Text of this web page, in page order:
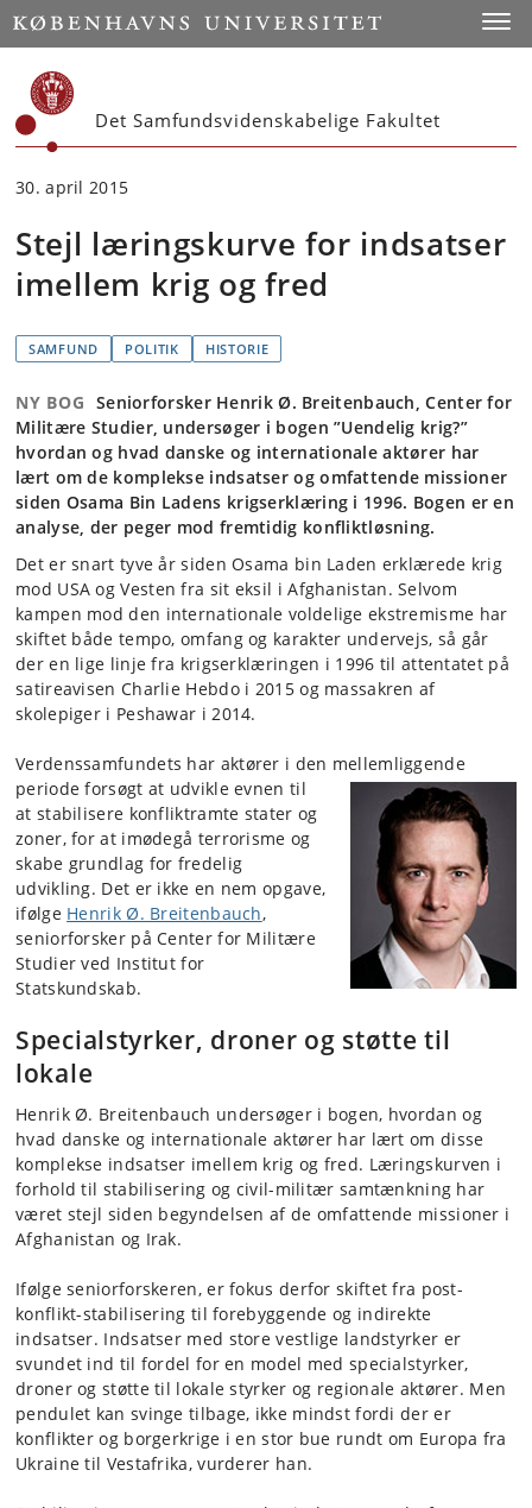
Start
Det Samfundsvidenskabelige Fakultet
30. april 2015
Stejl læringskurve for indsatser
imellem krig og fred
SAMFUND POLITIK HISTORIE
NY BOG Seniorforsker Henrik Ø. Breitenbauch, Center for
Militære Studier, undersøger i bogen ”Uendelig krig?”
hvordan og hvad danske og internationale aktører har
lært om de komplekse indsatser og omfattende missioner
siden Osama Bin Ladens krigserklæring i 1996. Bogen er en
analyse, der peger mod fremtidig konfliktløsning.
Det er snart tyve år siden Osama bin Laden erklærede krig
mod USA og Vesten fra sit eksil i Afghanistan. Selvom
kampen mod den internationale voldelige ekstremisme har
skiftet både tempo, omfang og karakter undervejs, så går
der en lige linje fra krigserklæringen i 1996 til attentatet på
satireavisen Charlie Hebdo i 2015 og massakren af
skolepiger i Peshawar i 2014.
Verdenssamfundets har aktører i den mellemliggende
periodeforsøgt at udvikle evnen til
at stabilisere konfliktramte stater og
zoner, for at imødegå terrorisme og
skabe grundlag for fredelig
udvikling. Det er ikke en nem opgave,
ifølge Henrik Ø. Breitenbauch,
seniorforsker på Center for Militære
Studier ved Institut for
Statskundskab.
Specialstyrker, droner og støtte til
lokale
Henrik Ø. Breitenbauch undersøger i bogen, hvordan og
hvad danske og internationale aktører har lært om disse
komplekse indsatser imellem krig og fred. Læringskurven i
forhold til stabilisering og civil-militær samtænkning har
været stejl siden begyndelsen af de omfattende missioner i
Afghanistan og Irak.
Ifølge seniorforskeren, er fokus derfor skiftet fra post-
konflikt-stabilisering til forebyggende og indirekte
indsatser. Indsatser med store vestlige landstyrker er
svundet ind til fordel for en model med specialstyrker,
droner og støtte til lokale styrker og regionale aktører. Men
pendulet kan svinge tilbage, ikke mindst fordi der er
konflikter og borgerkrige i en stor bue rundt om Europa fra
Ukraine til Vestafrika, vurderer han.